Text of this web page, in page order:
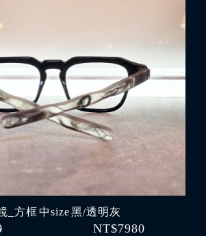
_方框 中size 黑/透明灰
NT$7980